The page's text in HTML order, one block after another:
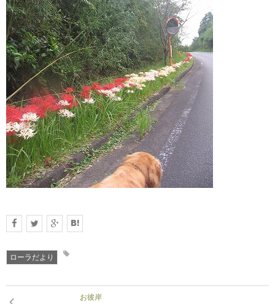
DATA
会社概要
ローラだより
お彼岸